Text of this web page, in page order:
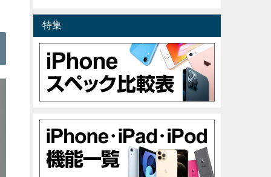
特集